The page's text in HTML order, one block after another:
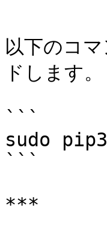
以下のコ
ドします。
```
sudo
```
***